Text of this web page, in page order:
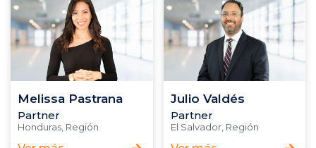
Melissa Pastrana
Partner
Honduras, Región
Julio Valdés
Partner
El Salvador, Región